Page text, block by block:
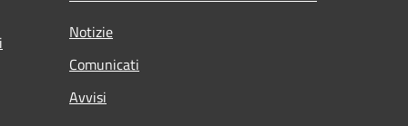
Notizie
Comunicati
Avvisi